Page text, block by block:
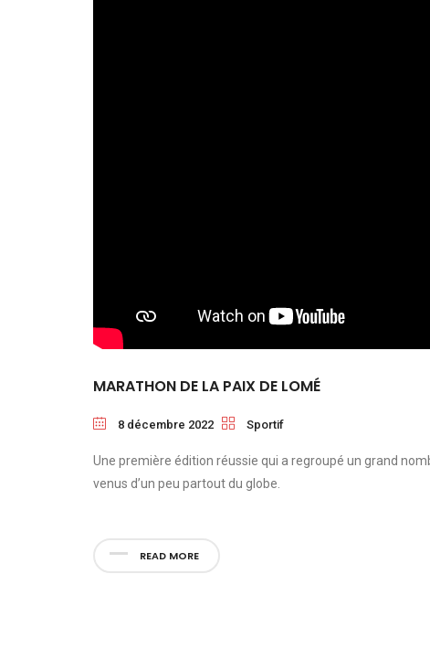
MARATHON DE LA PAIX DE LOMÉ
8 décembre 2022 Sportif
Une première édition réussie qui a regroupé un grand
venus d’un peu partout du globe.
READ MORE